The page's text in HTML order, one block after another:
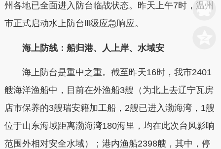
州各地已全面进入防台临战状态。昨天上午7时，温州
市正式启动水上防台Ⅲ级应急响应。
海上防线：船归港、人上岸、水域安
海上防台是重中之重。截至昨天16时，我市2401
艘海洋渔船中，目前在外渔船3艘（为北上去辽宁瓦房
店市保养的3艘瑞安籍加工船，2艘已进入渤海湾，1艘
位于山东海域距离渤海湾180海里，均在此次台风影响
范围外相对安全水域）；港内渔船2398艘，其中，停